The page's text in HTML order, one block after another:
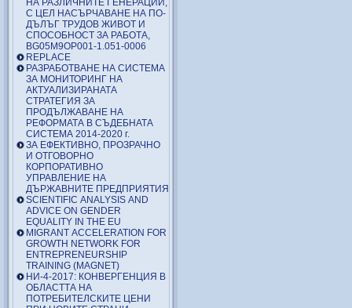
НА РАЗЛИЧНИТЕ ГЕНЕРАЦИИ,
С ЦЕЛ НАСЪРЧАВАНЕ НА ПО-
ДЪЛЪГ ТРУДОВ ЖИВОТ И
СПОСОБНОСТ ЗА РАБОТА,
BG05M9OP001-1.051-0006
REPLACE
РАЗРАБОТВАНЕ НА СИСТЕМА
ЗА МОНИТОРИНГ НА
АКТУАЛИЗИРАНАТА
СТРАТЕГИЯ ЗА
ПРОДЪЛЖАВАНЕ НА
РЕФОРМАТА В СЪДЕБНАТА
СИСТЕМА 2014-2020 г.
ЗА ЕФЕКТИВНО, ПРОЗРАЧНО
И ОТГОВОРНО
КОРПОРАТИВНО
УПРАВЛЕНИЕ НА
ДЪРЖАВНИТЕ ПРЕДПРИЯТИЯ
SCIENTIFIC ANALYSIS AND
ADVICE ON GENDER
EQUALITY IN THE EU
MIGRANT ACCELERATION FOR
GROWTH NETWORK FOR
ENTREPRENEURSHIP
TRAINING (MAGNET)
НИ-4-2017: КОНВЕРГЕНЦИЯ В
ОБЛАСТТА НА
ПОТРЕБИТЕЛСКИТЕ ЦЕНИ